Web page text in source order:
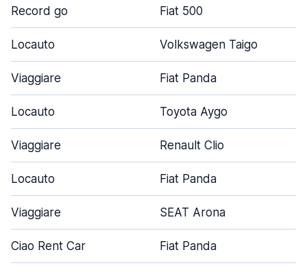
Record go Fiat 500
Locauto Volkswagen Taigo
Viaggiare Fiat Panda
Locauto Toyota Aygo
Viaggiare Renault Clio
Locauto Fiat Panda
Viaggiare SEAT Arona
Ciao Rent Car Fiat Panda